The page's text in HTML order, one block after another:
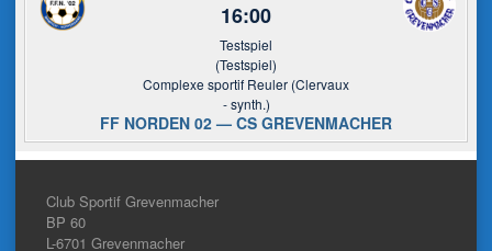
16:00
Testspiel
(Testspiel)
Complexe sportif Reuler (Clervaux
- synth.)
FF NORDEN 02 — CS GREVENMACHER
Club Sportif Grevenmacher
BP 60
L-6701 Grevenmacher